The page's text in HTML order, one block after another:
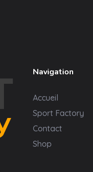
Navigation
Accueil
Sport Factory
Contact
Shop